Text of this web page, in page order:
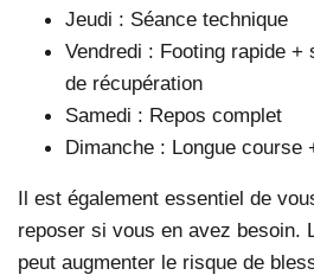
Jeudi : Séance technique
Vendredi : Footing rapide +
de récupération
Samedi : Repos complet
Dimanche : Longue course
Il est également essentiel de
reposer si vous en avez besoin.
peut augmenter le risque de